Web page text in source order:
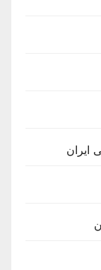
ایران